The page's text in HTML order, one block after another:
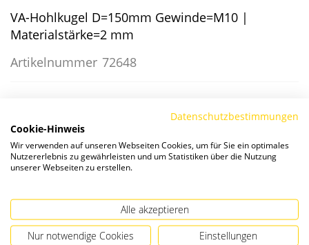
VA-Hohlkugel D=150mm Gewinde=M10 |
Materialstärke=2 mm
Artikelnummer 72648
Verfügbarkeit:
Angaben zur Produktsicherheit
Datenschutzbestimmungen
Cookie-Hinweis
Wir verwenden auf unseren Webseiten Cookies, um für Sie ein optimales
Nutzererlebnis zu gewährleisten und um Statistiken über die Nutzung
unserer Webseiten zu erstellen.
Alle akzeptieren
Nur notwendige Cookies Einstellungen